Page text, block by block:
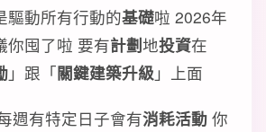
驅動所有行動的基礎啦 2026年
你囤了啦 要有計劃地投資在
」跟「關鍵建築升級」上面
週有特定日子會有消耗活動 你